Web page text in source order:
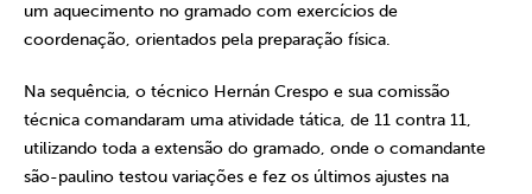
um aquecimento no gramado com exercícios de
coordenação, orientados pela preparação física.
Na sequência, o técnico Hernán Crespo e sua comissão
técnica comandaram uma atividade tática, de 11 contra 11,
utilizando toda a extensão do gramado, onde o comandante
são-paulino testou variações e fez os últimos ajustes na